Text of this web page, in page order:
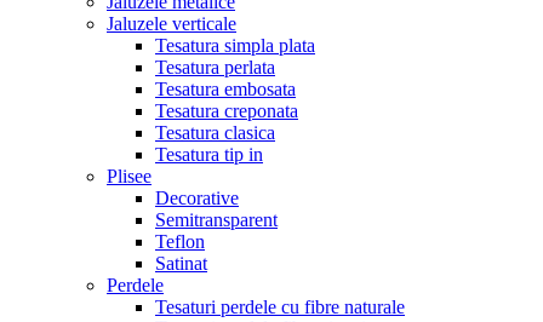
Jaluzele verticale
Tesatura simpla plata
Tesatura perlata
Tesatura embosata
Tesatura creponata
Tesatura clasica
Tesatura tip in
Plisee
Decorative
Semitransparent
Teflon
Satinat
Perdele
Tesaturi perdele cu fibre naturale